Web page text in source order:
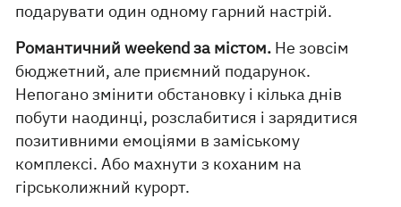
подарувати один одному гарний настрій.
Романтичний weekend за містом. Не зовсім
бюджетний, але приємний подарунок.
Непогано змінити обстановку і кілька днів
побути наодинці, розслабитися і зарядитися
позитивними емоціями в заміському
комплексі. Або махнути з коханим на
гірськолижний курорт.